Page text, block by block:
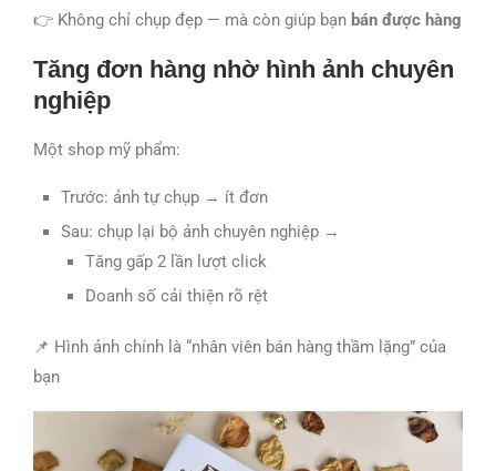
👉 Không chỉ chụp đẹp — mà còn giúp bạn bán được hàng
Tăng đơn hàng nhờ hình ảnh chuyên
nghiệp
Một shop mỹ phẩm:
Trước: ảnh tự chụp → ít đơn
Sau: chụp lại bộ ảnh chuyên nghiệp →
Tăng gấp 2 lần lượt click
Doanh số cải thiện rõ rệt
📌 Hình ảnh chính là “nhân viên bán hàng thầm lặng” của
bạn